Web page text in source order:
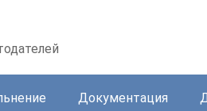
Документация